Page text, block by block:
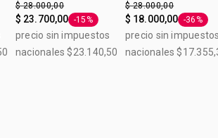
$ 28.000,00
$ 23.700,00 Etiqueta -15%
-15%
precio sin impuestos
nacionales $23.140,50
Corporal 1 L
$ 28.000,00
$ 18.000,00 Etiqueta
-36%
precio sin
nacionales